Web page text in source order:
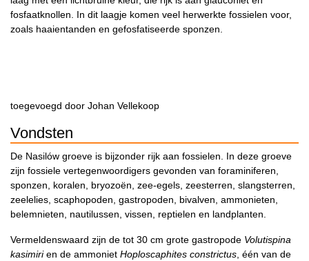
fosfaatknollen. In dit laagje komen veel herwerkte fossielen voor,
zoals haaientanden en gefosfatiseerde sponzen.
toegevoegd door Johan Vellekoop
Vondsten
De Nasilów groeve is bijzonder rijk aan fossielen. In deze groeve
zijn fossiele vertegenwoordigers gevonden van foraminiferen,
sponzen, koralen, bryozoën, zee-egels, zeesterren, slangsterren,
zeelelies, scaphopoden, gastropoden, bivalven, ammonieten,
belemnieten, nautilussen, vissen, reptielen en landplanten.
Vermeldenswaard zijn de tot 30 cm grote gastropode Volutispina
kasimirien de ammoniet Hoploscaphites constrictus, één van de